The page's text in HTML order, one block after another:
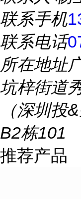
联系手机
联系电话
所在地址
坑梓街道
（深圳投
B2栋101
推荐产品